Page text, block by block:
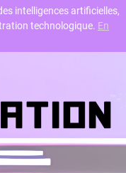
intelligences artificielles,
technologique. En